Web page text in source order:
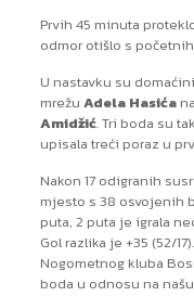
Prvih 45 minuta
odmor otišlo s
U nastavku su
mrežu Adela Hasića
Amidžić. Tri boda su
upisala treći poraz u
Nakon 17 odigranih
mjesto s 38 osvojenih
puta, 2 puta je igrala
Gol razlika je +35 (52/
Nogometnog kluba
boda u odnosu na